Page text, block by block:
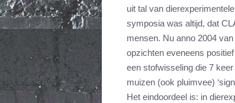
uit tal van
symposia was altijd, dat
mensen. Nu anno 2004
opzichten eveneens
een stofwisseling die 7
muizen (ook pluimvee)
Het eindoordeel is: in